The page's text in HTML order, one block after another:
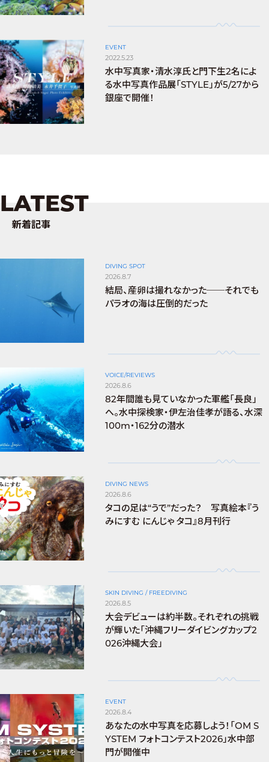
EVENT
2022.5.23
水中写真家・清水淳氏と門下生2名によ
る水中写真作品展「STYLE」が5/27から
銀座で開催！
LATEST
新着記事
DIVING SPOT
2026.8.7
結局、産卵は撮れなかった──それでも
パラオの海は圧倒的だった
VOICE/REVIEWS
2026.8.6
82年間誰も見ていなかった軍艦「長良」
へ。水中探検家・伊左治佳孝が語る、水深
100m・162分の潜水
DIVING NEWS
2026.8.6
タコの足は“うで”だった？ 写真絵本『う
みにすむ にんじゃ タコ』8月刊行
SKIN DIVING / FREEDIVING
2026.8.5
大会デビューは約半数。それぞれの挑戦
が輝いた「沖縄フリーダイビングカップ2
026沖縄大会」
EVENT
2026.8.4
あなたの水中写真を応募しよう！「OM S
YSTEM フォトコンテスト2026」水中部
門が開催中